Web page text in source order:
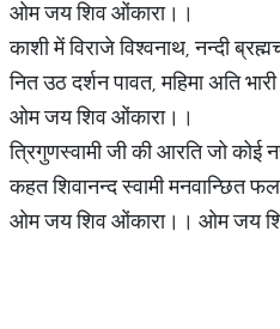
ओम जय शिव ओंकारा।।
काशी में विराजे विश्वनाथ, नन्दी
नित उठ दर्शन पावत, महिमा अति
ओम जय शिव ओंकारा।।
त्रिगुणस्वामी जी की आरति जो कोई
कहत शिवानन्द स्वामी मनवान्छित
ओम जय शिव ओंकारा।। ओम जय